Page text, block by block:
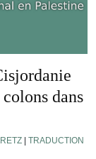
dans
| TRADUCTION